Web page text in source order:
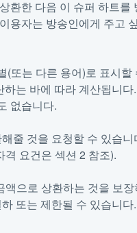
환한 다음 이 슈퍼 하트를
용자는 방송인에게 주고
또는 다른 용어)로 표시할
는 바에 따라 계산됩니
없습니다.
줄 것을 요청할 수 있습
요건은 섹션 2 참조).
으로 상환하는 것을 보
또는 제한될 수 있습니다.